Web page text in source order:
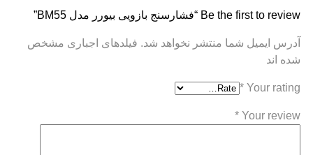
Be the first to review “فشارسنج بازويی بیورر مدل BM55”
آدرس ایمیل شما منتشر نخواهد شد. فیلدهای اجباری مشخص
شده اند
Your rating
*
Your review
*